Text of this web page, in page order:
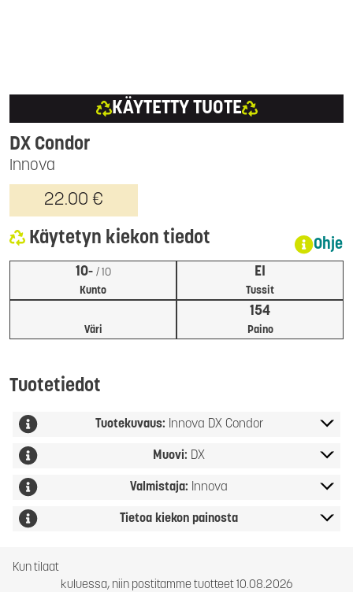
KÄYTETTY TUOTE
Innova
DX Condor
22.00 €
Käytetyn kiekon tiedot Ohje
Kunto
10- / 10
Tussit
EI
Väri Paino
154
Tuotetiedot
Tuotekuvaus: Innova DX Condor
Muovi: DX
Valmistaja: Innova
Tietoa kiekon painosta
Kun tilaat
kuluessa, niin postitamme tuotteet 10.08.2026